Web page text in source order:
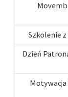
Szkolenie
Dzień
Motywacja